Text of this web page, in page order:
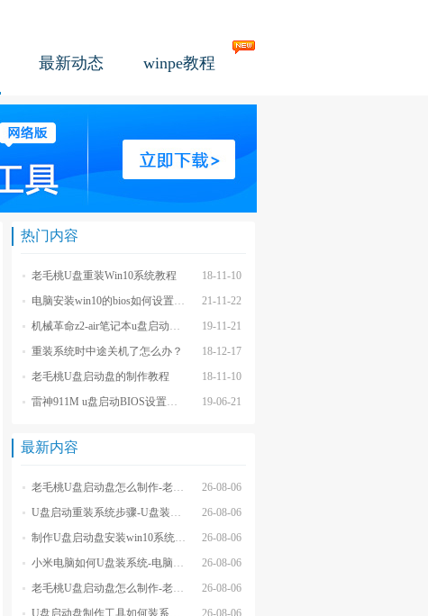
最新动态 winpe教程
热门内容
18-11-10
老毛桃U盘重装Win10系统教程
21-11-22
电脑安装win10的bios如何设置u盘图文教程
19-11-21
机械革命z2-air笔记本u盘启动BIOS设置教程
18-12-17
重装系统时中途关机了怎么办？
18-11-10
老毛桃U盘启动盘的制作教程
19-06-21
雷神911M u盘启动BIOS设置教程
最新内容
26-08-06
老毛桃U盘启动盘怎么制作-老毛桃winpeU盘启动盘制作步骤
26-08-06
U盘启动重装系统步骤-U盘装系统步骤操作
26-08-06
制作U盘启动盘安装win10系统步骤-制作U盘启动盘安装win10系统步骤
26-08-06
小米电脑如何U盘装系统-电脑怎么U盘装系统
26-08-06
老毛桃U盘启动盘怎么制作-老毛桃U盘启动盘制作步骤
26-08-06
U盘启动盘制作工具如何装系统- U盘启动盘制作工具怎么装系统